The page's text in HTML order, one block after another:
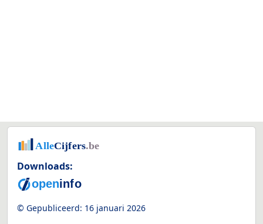
Downloads:
© Gepubliceerd: 16 januari 2026